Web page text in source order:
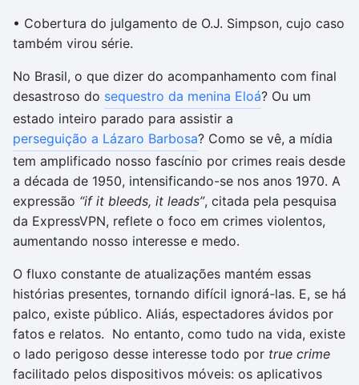
• Cobertura do julgamento de O.J. Simpson, cujo caso
também virou série.
No Brasil, o que dizer do acompanhamento com final
desastroso do sequestro da menina Eloá? Ou um
estado inteiro parado para assistir a
perseguição a Lázaro Barbosa? Como se vê, a mídia
tem amplificado nosso fascínio por crimes reais desde
a década de 1950, intensificando-se nos anos 1970. A
expressão “if it bleeds, it leads”, citada pela pesquisa
da ExpressVPN, reflete o foco em crimes violentos,
aumentando nosso interesse e medo.
O fluxo constante de atualizações mantém essas
histórias presentes, tornando difícil ignorá-las. E, se há
palco, existe público. Aliás, espectadores ávidos por
fatos e relatos. No entanto, como tudo na vida, existe
o lado perigoso desse interesse todo por true crime
facilitado pelos dispositivos móveis: os aplicativos